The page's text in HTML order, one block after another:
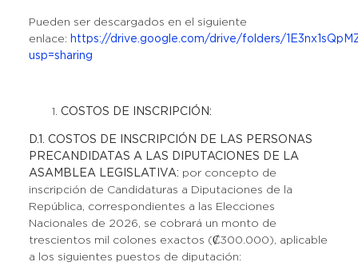
Pueden ser descargados en el siguiente
enlace: https://drive.google.com/drive/folders/
usp=sharing
COSTOS DE INSCRIPCIÓN:
D.1. COSTOS DE INSCRIPCIÓN DE LAS PERSONAS
PRECANDIDATAS A LAS DIPUTACIONES DE LA
ASAMBLEA LEGISLATIVA: por concepto de
inscripción de Candidaturas a Diputaciones de la
República, correspondientes a las Elecciones
Nacionales de 2026, se cobrará un monto de
trescientos mil colones exactos (₡300.000), aplicable
a los siguientes puestos de diputación: